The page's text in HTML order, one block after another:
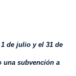
de julio y el 31 de
una subvención a